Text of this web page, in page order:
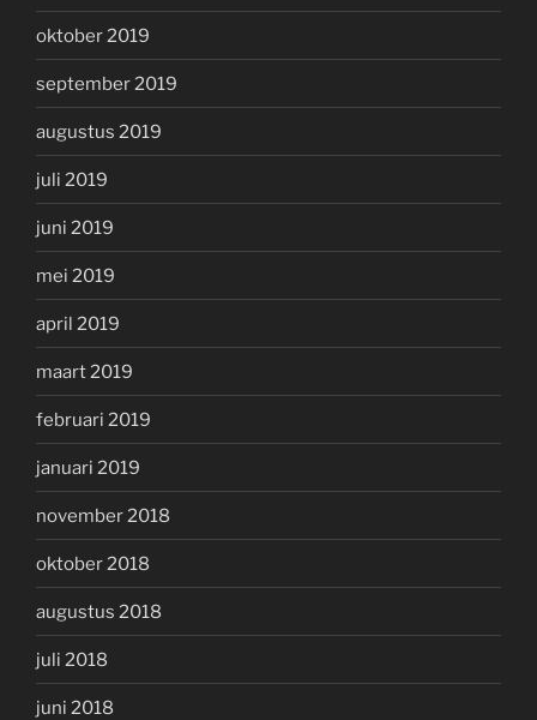
oktober 2019
september 2019
augustus 2019
juli 2019
juni 2019
mei 2019
april 2019
maart 2019
februari 2019
januari 2019
november 2018
oktober 2018
augustus 2018
juli 2018
juni 2018